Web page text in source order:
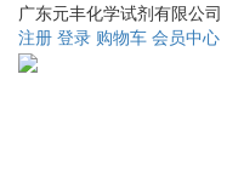
广东元丰化学试剂有限公司
注册 登录 购物车 会员中心